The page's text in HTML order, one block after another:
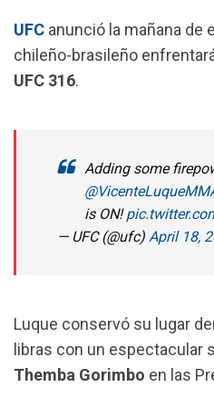
o
o
k
A
p
r
a
UFC anunció la mañana de
chileño-brasileño
UFC 316.
Adding some
is ON!
— UFC (@ufc) April 18,
Luque conservó su lugar
libras con un espectacular
Themba Gorimbo en las